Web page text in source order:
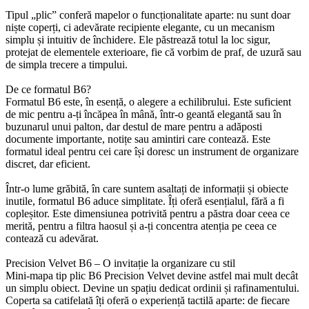
Tipul „plic” conferă mapelor o funcționalitate aparte: nu sunt doar
niște coperți, ci adevărate recipiente elegante, cu un mecanism
simplu și intuitiv de închidere. Ele păstrează totul la loc sigur,
protejat de elementele exterioare, fie că vorbim de praf, de uzură sau
de simpla trecere a timpului.
De ce formatul B6?
Formatul B6 este, în esență, o alegere a echilibrului. Este suficient
de mic pentru a-ți încăpea în mână, într-o geantă elegantă sau în
buzunarul unui palton, dar destul de mare pentru a adăposti
documente importante, notițe sau amintiri care contează. Este
formatul ideal pentru cei care își doresc un instrument de organizare
discret, dar eficient.
Într-o lume grăbită, în care suntem asaltați de informații și obiecte
inutile, formatul B6 aduce simplitate. Îți oferă esențialul, fără a fi
copleșitor. Este dimensiunea potrivită pentru a păstra doar ceea ce
merită, pentru a filtra haosul și a-ți concentra atenția pe ceea ce
contează cu adevărat.
Precision Velvet B6 – O invitație la organizare cu stil
Mini-mapa tip plic B6 Precision Velvet devine astfel mai mult decât
un simplu obiect. Devine un spațiu dedicat ordinii și rafinamentului.
Coperta sa catifelată îți oferă o experiență tactilă aparte: de fiecare